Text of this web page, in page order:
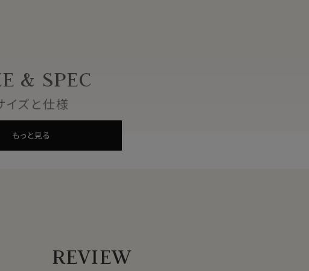
リアを代表する有名ファブリックメーカーです。
& SPEC
イズと仕様
もっと見る
REVIEW